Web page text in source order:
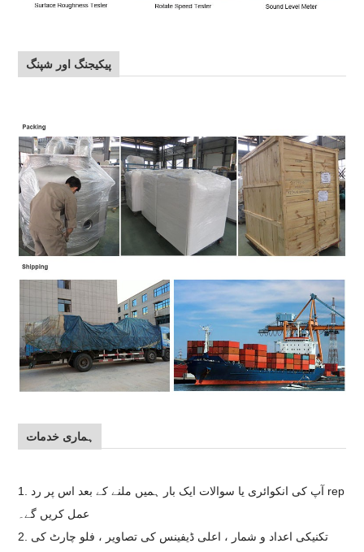
پیکیجنگ اور شپنگ
ہماری خدمات
1. آپ کی انکوائری یا سوالات ایک بار ہمیں ملنے کے بعد اس پر رد rep
عمل کریں گے۔
2. تکنیکی اعداد و شمار ، اعلی ڈیفینس کی تصاویر ، فلو چارٹ کی